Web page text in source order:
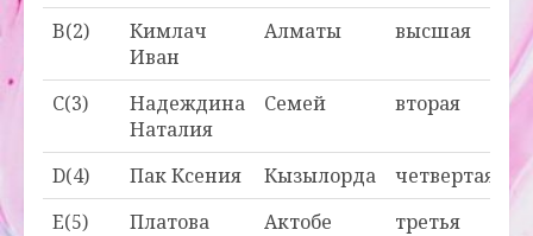
B(2)
Кимлач
Иван
Алматы высшая
C(3)
Надеждина
Наталия
Семей вторая
D(4) Пак Ксения Кызылорда
четвертая
E(5)
Платова
Актобе третья